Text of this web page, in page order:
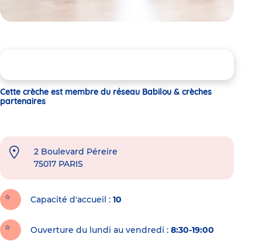
Cette crèche est membre du réseau Babilou & crèches
partenaires
2 Boulevard Péreire
75017 PARIS
Capacité d'accueil 10
Ouverture du lundi au vendredi : 8:30-19:00